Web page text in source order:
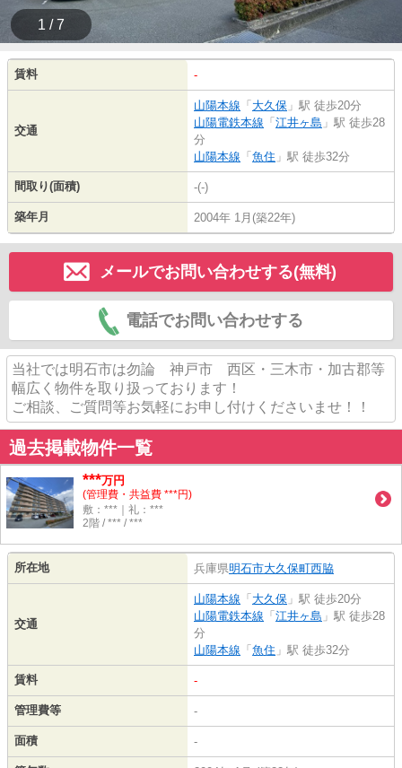
1 / 7
賃料 -
交通
山陽本線 「 大久保 」駅 徒歩20分
山陽電鉄本線 「 江井ヶ島 」駅 徒歩28
分
山陽本線 「 魚住 」駅 徒歩32分
間取り(面積) -(-)
築年月 2004年 1月(築22年)
メールでお問い合わせする(無料)
電話でお問い合わせする
当社では明石市は勿論 神戸市 西区・三木市・加古郡等
幅広く物件を取り扱っております！
ご相談、ご質問等お気軽にお申し付けくださいませ！！
過去掲載物件一覧
***万円
(管理費・共益費 ***円)
敷：***｜礼：***
2階 / *** / ***
所在地 兵庫県明石市大久保町西脇
交通
山陽本線 「 大久保 」駅 徒歩20分
山陽電鉄本線 「 江井ヶ島 」駅 徒歩28
分
山陽本線 「 魚住 」駅 徒歩32分
賃料 -
管理費等 -
面積 -